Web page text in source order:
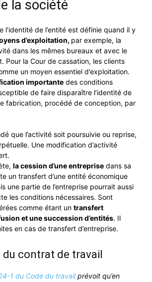
la société
l’identité de l’entité est définie quand il y
d’exploitation, par exemple, la
dans les mêmes bureaux et avec le
Pour la Cour de cassation, les clients
un moyen essentiel d’exploitation.
importante des conditions
de faire disparaître l’identité de
fabrication, procédé de conception, par
que l’activité soit poursuivie ou reprise,
Une modification d’activité
la cession d’une entreprise dans sa
un transfert d’une entité économique
une partie de l’entreprise pourrait aussi
les conditions nécessaires. Sont
comme étant un transfert
et une succession d’entités. Il
en cas de transfert d’entreprise.
contrat de travail
1 du Code du travailprévoit qu’en